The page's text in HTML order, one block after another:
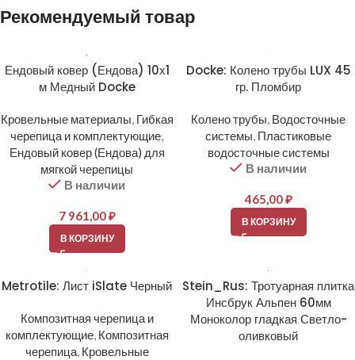
Рекомендуемый товар
Ендовый ковер (Ендова) 10х1
м Медный Docke
Кровельные материалы, Гибкая
черепица и комплектующие,
Ендовый ковер (Ендова) для
мягкой черепицы
В наличии
7 961,00₽
В КОРЗИНУ
Docke: Колено трубы LUX 45
гр. Пломбир
Колено трубы, Водосточные
системы, Пластиковые
водосточные системы
В наличии
465,00₽
В КОРЗИНУ
Metrotile: Лист iSlate Черный
Композитная черепица и
комплектующие, Композитная
черепица, Кровельные
Stein_Rus: Тротуарная плитка
Инсбрук Альпен 60мм
Моноколор гладкая Светло-
оливковый